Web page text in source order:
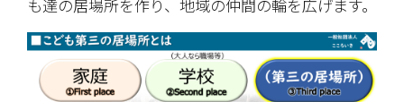
も達の居場所を作り、地域の仲間の輪を広げます。